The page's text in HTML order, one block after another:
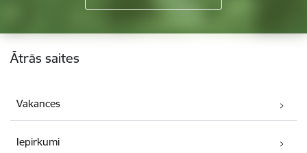
Kājene
Ātrās saites
Vakances
Iepirkumi